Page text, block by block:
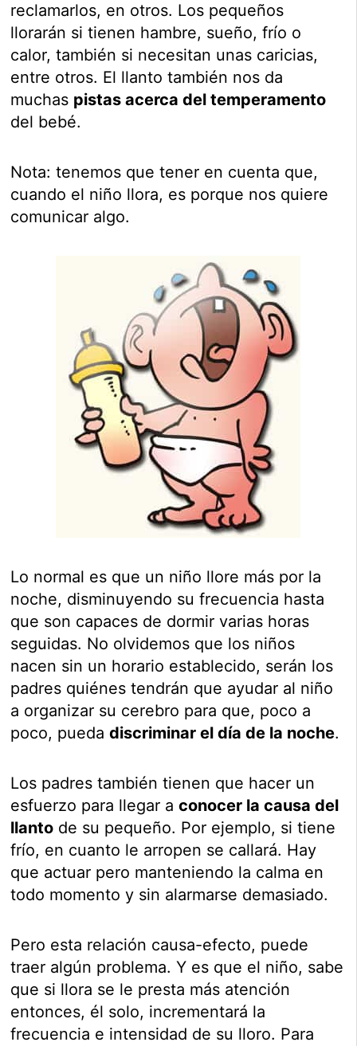
reclamarlos, en otros. Los pequeños
llorarán si tienen hambre, sueño, frío o
calor, también si necesitan unas caricias,
entre otros. El llanto también nos da
muchas pistas acerca del temperamento
del bebé.
Nota: tenemos que tener en cuenta que,
cuando el niño llora, es porque nos quiere
comunicar algo.
Lo normal es que un niño llore más por la
noche, disminuyendo su frecuencia hasta
que son capaces de dormir varias horas
seguidas. No olvidemos que los niños
nacen sin un horario establecido, serán los
padres quiénes tendrán que ayudar al niño
a organizar su cerebro para que, poco a
poco, puedadiscriminar el día de la noche.
Los padres también tienen que hacer un
esfuerzo para llegar aconocer la causa del
llanto de su pequeño. Por ejemplo, si tiene
frío, en cuanto le arropen se callará. Hay
que actuar pero manteniendo la calma en
todo momento y sin alarmarse demasiado.
Pero esta relación causa-efecto, puede
traer algún problema. Y es que el niño, sabe
que si llora se le presta más atención
entonces, él solo, incrementará la
frecuencia e intensidad de su lloro. Para